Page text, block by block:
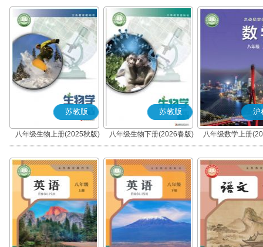
苏教版
八年级生物上册(2025秋版)
苏教版
八年级生物下册(2026春版)
沪
八年级数学上册